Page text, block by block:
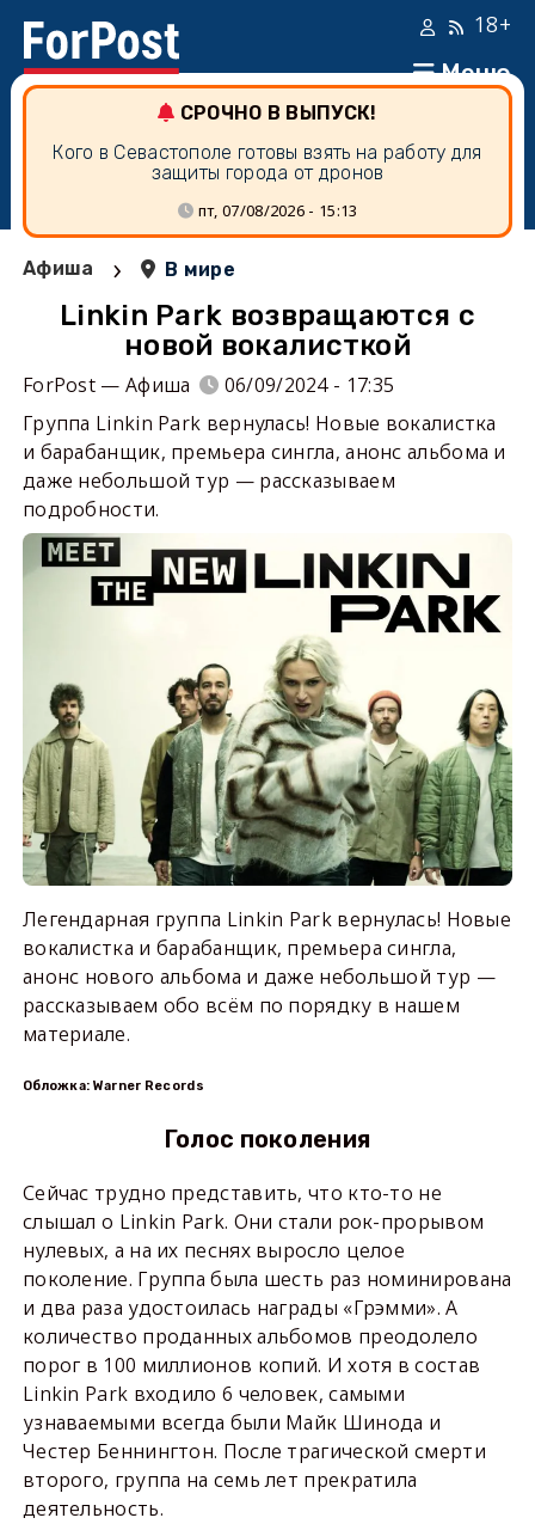
Меню
18+
СРОЧНО В ВЫПУСК!
Кого в Севастополе готовы взять на работу для
защиты города от дронов
пт, 07/08/2026 - 15:13
Афиша › В мире
Linkin Park возвращаются с
новой вокалисткой
ForPost — Афиша
06/09/2024 - 17:35
Группа Linkin Park вернулась! Новые вокалистка
и барабанщик, премьера сингла, анонс альбома и
даже небольшой тур — рассказываем
подробности.
Легендарная группа Linkin Park вернулась! Новые
вокалистка и барабанщик, премьера сингла,
анонс нового альбома и даже небольшой тур —
рассказываем обо всём по порядку в нашем
материале.
Обложка: Warner Records
Голос поколения
Сейчас трудно представить, что кто-то не
слышал о Linkin Park. Они стали рок-прорывом
нулевых, а на их песнях выросло целое
поколение. Группа была шесть раз номинирована
и два раза удостоилась награды «Грэмми». А
количество проданных альбомов преодолело
порог в 100 миллионов копий. И хотя в состав
Linkin Park входило 6 человек, самыми
узнаваемыми всегда были Майк Шинода и
Честер Беннингтон. После трагической смерти
второго, группа на семь лет прекратила
деятельность.